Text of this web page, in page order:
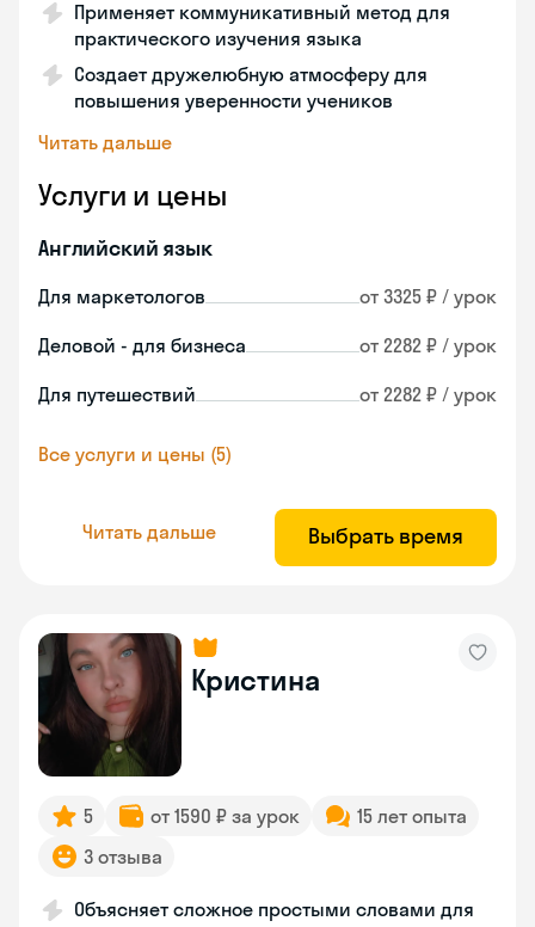
Применяет коммуникативный метод для
практического изучения языка
Создает дружелюбную атмосферу для
повышения уверенности учеников
Читать дальше
Услуги и цены
Английский язык
Для маркетологов от 3325 ₽ / урок
Деловой - для бизнеса от 2282 ₽ / урок
Для путешествий от 2282 ₽ / урок
Все услуги и цены (5)
Читать дальше Выбрать время
Кристина
5 от 1590 ₽ за урок
15 лет опыта
3 отзыва
Объясняет сложное простыми словами для